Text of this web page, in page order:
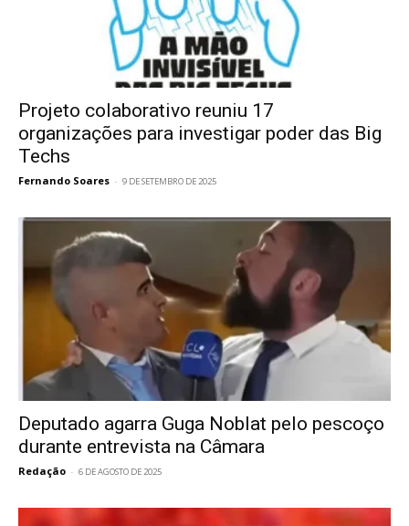
Projeto colaborativo reuniu 17
organizações para investigar poder das Big
Techs
Fernando Soares - 9 DE SETEMBRO DE 2025
Deputado agarra Guga Noblat pelo pescoço
durante entrevista na Câmara
Redação - 6 DE AGOSTO DE 2025